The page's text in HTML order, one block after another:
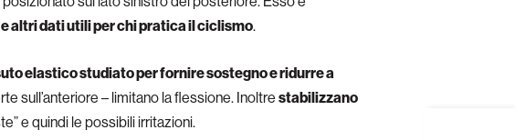
altri dati utili per chi pratica il ciclismo.
elastico studiato per fornire sostegno e ridurre a
sull’anteriore – limitano la flessione. Inoltre stabilizzano
e quindi le possibili irritazioni.